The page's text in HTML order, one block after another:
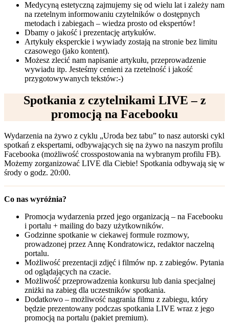
Medycyną estetyczną zajmujemy się od wielu lat i zależy nam
na rzetelnym informowaniu czytelników o dostępnych
metodach i zabiegach – wiedza prosto od ekspertów!
Dbamy o jakość i prezentację artykułów.
Artykuły eksperckie i wywiady zostają na stronie bez limitu
czasowego (jako kontent).
Możesz zlecić nam napisanie artykułu, przeprowadzenie
wywiadu itp. Jesteśmy cenieni za rzetelność i jakość
przygotowywanych tekstów:-)
Spotkania z czytelnikami LIVE – z
promocją na Facebooku
Wydarzenia na żywo z cyklu „Uroda bez tabu” to nasz autorski cykl
spotkań z ekspertami, odbywających się na żywo na naszym profilu
Facebooka (możliwość crosspostowania na wybranym profilu FB).
Możemy zorganizować LIVE dla Ciebie! Spotkania odbywają się w
środy o godz. 20:00.
Co nas wyróżnia?
Promocja wydarzenia przed jego organizacją – na Facebooku
i portalu + mailing do bazy użytkowników.
Godzinne spotkanie w ciekawej formule rozmowy,
prowadzonej przez Annę Kondratowicz, redaktor naczelną
portalu.
Możliwość prezentacji zdjęć i filmów np. z zabiegów. Pytania
od oglądających na czacie.
Możliwość przeprowadzenia konkursu lub dania specjalnej
zniżki na zabieg dla uczestników spotkania.
Dodatkowo – możliwość nagrania filmu z zabiegu, który
będzie prezentowany podczas spotkania LIVE wraz z jego
promocją na portalu (pakiet premium).